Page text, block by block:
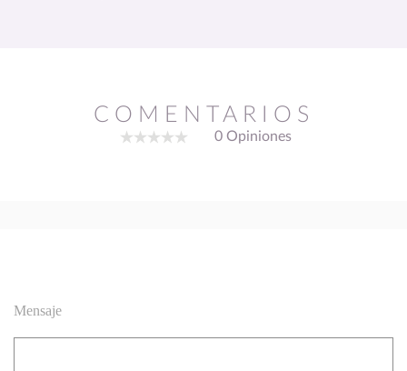
COMENTARIOS
0 Opiniones
Mensaje